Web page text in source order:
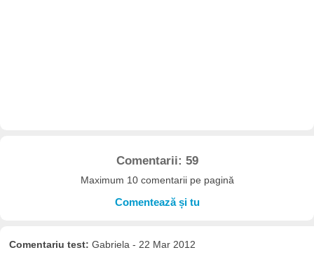
Comentarii: 59
Maximum 10 comentarii pe pagină
Comentează și tu
Comentariu test: Gabriela - 22 Mar 2012